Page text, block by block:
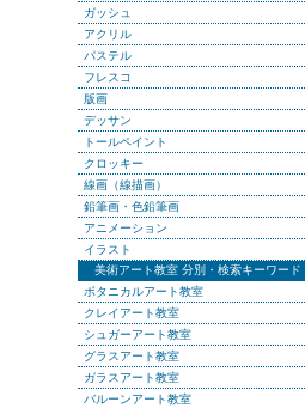
ガッシュ
アクリル
パステル
フレスコ
版画
デッサン
トールペイント
クロッキー
線画（線描画）
鉛筆画・色鉛筆画
アニメーション
イラスト
美術アート教室 分別・検索キーワード
ボタニカルアート教室
クレイアート教室
シュガーアート教室
グラスアート教室
ガラスアート教室
バルーンアート教室